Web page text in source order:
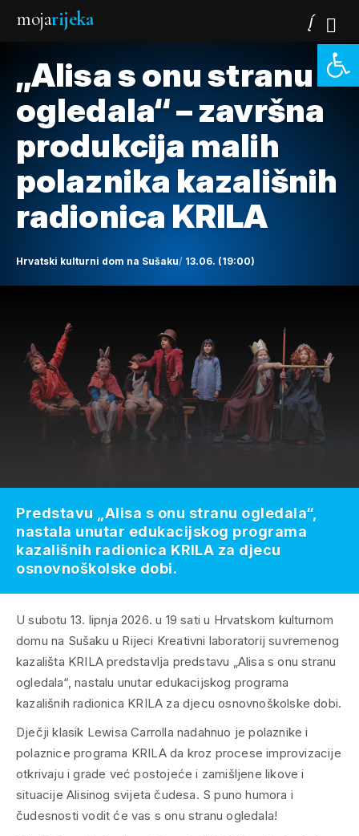
mojarijeka
„Alisa s onu stranu
ogledala“ – završna
produkcija malih
polaznika kazališnih
radionica KRILA
Hrvatski kulturni dom na Sušaku 13.06. (19:00)
U subotu 13. lipnja 2026. u 19 sati u Hrvatskom kulturnom
domu na Sušaku u Rijeci Kreativni laboratorij suvremenog
kazališta KRILA predstavlja predstavu „Alisa s onu stranu
ogledala“, nastalu unutar edukacijskog programa
kazališnih radionica KRILA za djecu osnovnoškolske dobi.
Dječji klasik Lewisa Carrolla nadahnuo je polaznike i
polaznice programa KRILA da kroz procese improvizacije
otkrivaju i grade već postojeće i zamišljene likove i
situacije Alisinog svijeta čudesa. S puno humora i
čudesnosti vodit će vas s onu stranu ogledala!
Predstavu „Alisa s onu stranu ogledala“,
nastala unutar edukacijskog programa
kazališnih radionica KRILA za djecu
osnovnoškolske dobi.